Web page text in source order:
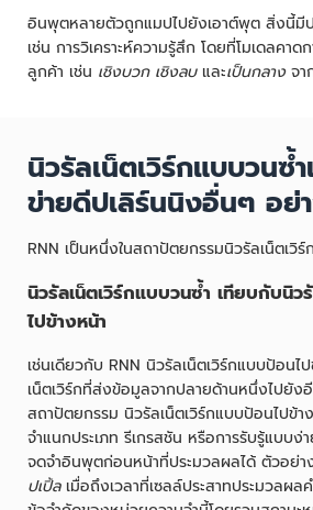
อินพุตหลายตัวถูกแมปไปยังเอาต์พุต สิ่งนี้มีป
เช่น การวิเคราะห์ความรู้สึก โดยที่โมเดลคา
ลูกค้า เช่น เชิงบวก เชิงลบและเป็นกลางจา
นิวรัลเน็ตเวิร์กแบบวนซ้
ข่ายดีปเลิร์นนิงอื่นๆ อย่
RNN เป็นหนึ่งในสถาปัตยกรรมนิวรัลเน็ตเวิ
นิวรัลเน็ตเวิร์กแบบวนซ้ำ เทียบกับนิว
ไปข้างหน้า
เช่นเดียวกับ RNN นิวรัลเน็ตเวิร์กแบบป้อนไ
เน็ตเวิร์กที่ส่งข้อมูลจากปลายด้านหนึ่งไปยั
สถาปัตยกรรม นิวรัลเน็ตเวิร์กแบบป้อนไปข้า
จำแนกประเภท รีเกรสชัน หรือการรับรู้แบบง่
จดจำอินพุตก่อนหน้าที่ประมวลผลได้ ตัวอย่า
ปเปิ้ลเมื่อถึงเวลาที่เซลล์ประสาทประมวลผลค